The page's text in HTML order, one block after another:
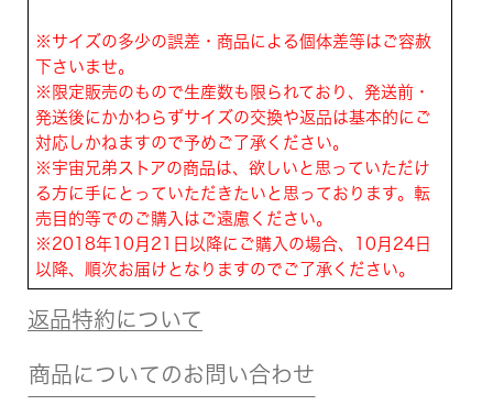
※サイズの多少の誤差・商品による個体差等はご容赦
下さいませ。
※限定販売のもので生産数も限られており、発送前・
発送後にかかわらずサイズの交換や返品は基本的にご
対応しかねますので予めご了承ください。
※宇宙兄弟ストアの商品は、欲しいと思っていただけ
る方に手にとっていただきたいと思っております。転
売目的等でのご購入はご遠慮ください。
※2018年10月21日以降にご購入の場合、10月24日
以降、順次お届けとなりますのでご了承ください。
返品特約について
商品についてのお問い合わせ